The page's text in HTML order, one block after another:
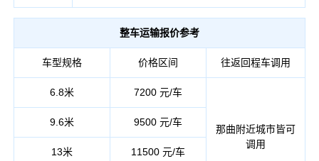
整车运输报价参考
车型规格 价格区间 往返回程车调用
6.8米 7200 元/车
那曲附近城市皆可
调用
9.6米 9500 元/车
13米 11500 元/车